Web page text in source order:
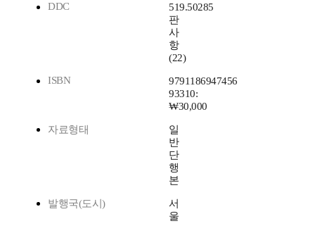
DDC
519.50285
판
사
항
(22)
ISBN
9791186947456
93310:
₩30,000
자료형태
일
반
단
행
본
발행국(도시)
서
울